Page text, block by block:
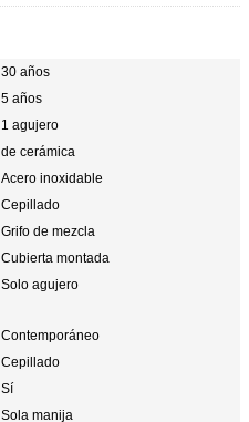
30 años
5 años
1 agujero
de cerámica
Acero inoxidable
Cepillado
Grifo de mezcla
Cubierta montada
Solo agujero
Contemporáneo
Cepillado
Sí
Sola manija